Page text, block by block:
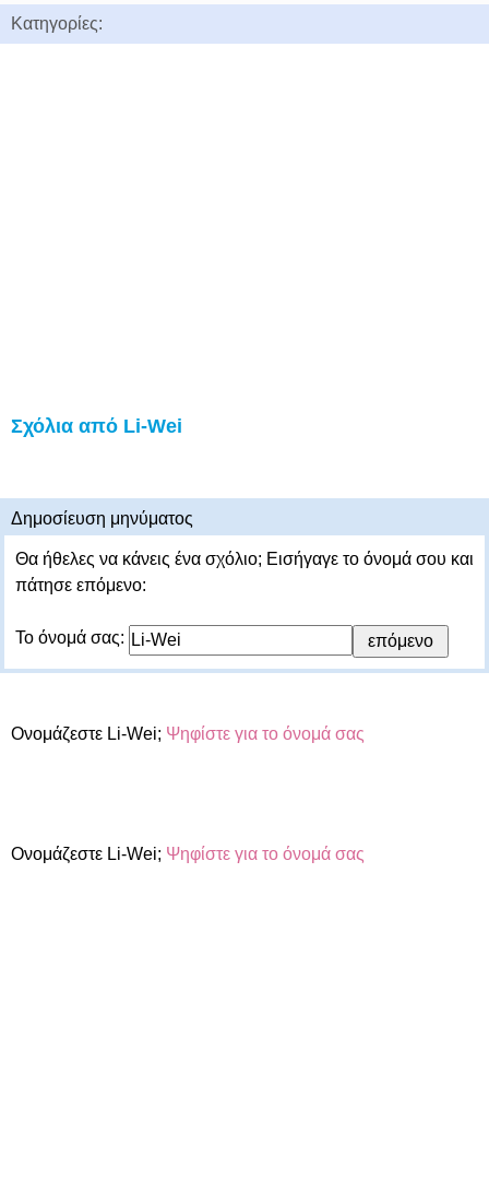
Κατηγορίες:
Σχόλια από Li-Wei
Δημοσίευση μηνύματος
Θα ήθελες να κάνεις ένα σχόλιο; Εισήγαγε το όνομά σου και
πάτησε επόμενο:
Το όνομά σας:
Ονομάζεστε Li-Wei; Ψηφίστε για το όνομά σας
Ονομάζεστε Li-Wei; Ψηφίστε για το όνομά σας